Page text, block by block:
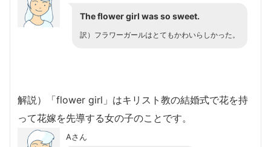
The flower girl was so sweet.
訳）フラワーガールはとてもかわいらしかった。
解説）「flower girl」はキリスト教の結婚式で花を持
って花嫁を先導する女の子のことです。
Aさん